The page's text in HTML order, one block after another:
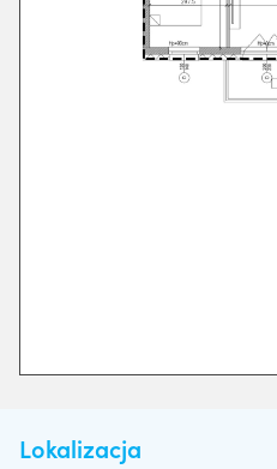
Lokalizacja